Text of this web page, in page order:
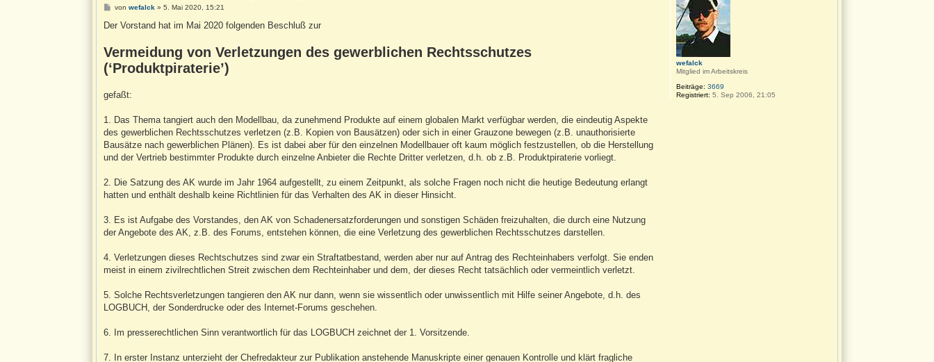
wefalck
Mitglied im Arbeitskreis
Beiträge: 3669
Registriert: 5. Sep 2006, 21:05
B
i
a
g
von wefalck» 5. Mai 2020, 15:21
Der Vorstand hat im Mai 2020 folgenden Beschluß zur
Vermeidung von Verletzungen des gewerblichen Rechtsschutzes
(‘Produktpiraterie’)
gefaßt:
1. Das Thema tangiert auch den Modellbau, da zunehmend Produkte auf einem globalen Markt verfügbar werden, die eindeutig Aspekte
des gewerblichen Rechtsschutzes verletzen (z.B. Kopien von Bausätzen) oder sich in einer Grauzone bewegen (z.B. unauthorisierte
Bausätze nach gewerblichen Plänen). Es ist dabei aber für den einzelnen Modellbauer oft kaum möglich festzustellen, ob die Herstellung
und der Vertrieb bestimmter Produkte durch einzelne Anbieter die Rechte Dritter verletzen, d.h. ob z.B. Produktpiraterie vorliegt.
2. Die Satzung des AK wurde im Jahr 1964 aufgestellt, zu einem Zeitpunkt, als solche Fragen noch nicht die heutige Bedeutung erlangt
hatten und enthält deshalb keine Richtlinien für das Verhalten des AK in dieser Hinsicht.
3. Es ist Aufgabe des Vorstandes, den AK von Schadenersatzforderungen und sonstigen Schäden freizuhalten, die durch eine Nutzung
der Angebote des AK, z.B. des Forums, entstehen können, die eine Verletzung des gewerblichen Rechtsschutzes darstellen.
4. Verletzungen dieses Rechtschutzes sind zwar ein Straftatbestand, werden aber nur auf Antrag des Rechteinhabers verfolgt. Sie enden
meist in einem zivilrechtlichen Streit zwischen dem Rechteinhaber und dem, der dieses Recht tatsächlich oder vermeintlich verletzt.
5. Solche Rechtsverletzungen tangieren den AK nur dann, wenn sie wissentlich oder unwissentlich mit Hilfe seiner Angebote, d.h. des
LOGBUCH, der Sonderdrucke oder des Internet-Forums geschehen.
6. Im presserechtlichen Sinn verantwortlich für das LOGBUCH zeichnet der 1. Vorsitzende.
7. In erster Instanz unterzieht der Chefredakteur zur Publikation anstehende Manuskripte einer genauen Kontrolle und klärt fragliche